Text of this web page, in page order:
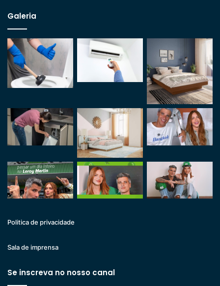
Galeria
Politica de privacidade
Sala de imprensa
Se inscreva no nosso canal